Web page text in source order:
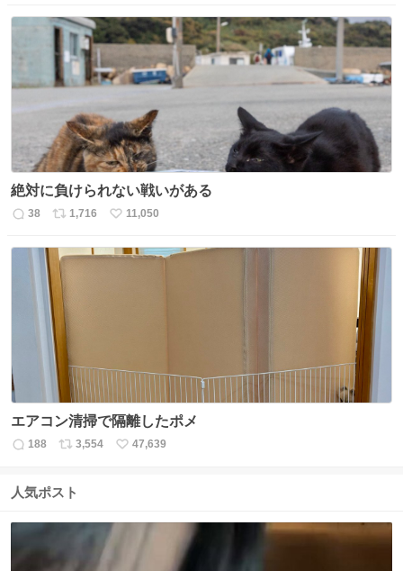
数
ス
ト
数
ね
数
絶対に負けられない戦いがある
返
38
リ
ス
ト
数
1,716
い
ね
11,050
エアコン清掃で隔離したポメ
返
数
188
リ
ス
3,554
い
47,639
人気ポスト